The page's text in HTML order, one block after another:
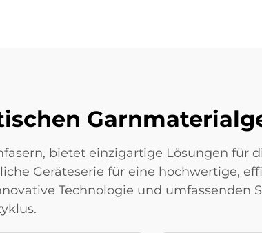
bietet einzigartige Lösungen für
Geräteserie für eine hochwertige,
Technologie und umfassenden